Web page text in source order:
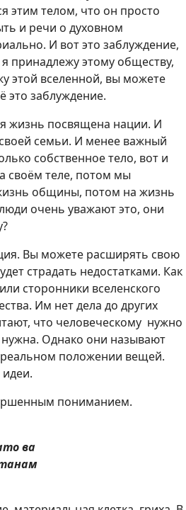
этим телом, что он просто
и речи о духовном
И вот это заблуждение,
принадлежу этому обществу,
этой вселенной, вы можете
это заблуждение.
жизнь посвящена нации. И
семьи. И менее важный
собственное тело, вот и
своём теле, потом мы
общины, потом на жизнь
очень уважают это, они
Вы можете расширять свою
страдать недостатками. Как
сторонники вселенского
Им нет дела до других
что человеческому нужно
нужна. Однако они называют
реальном положении вещей.
пониманием.
ва